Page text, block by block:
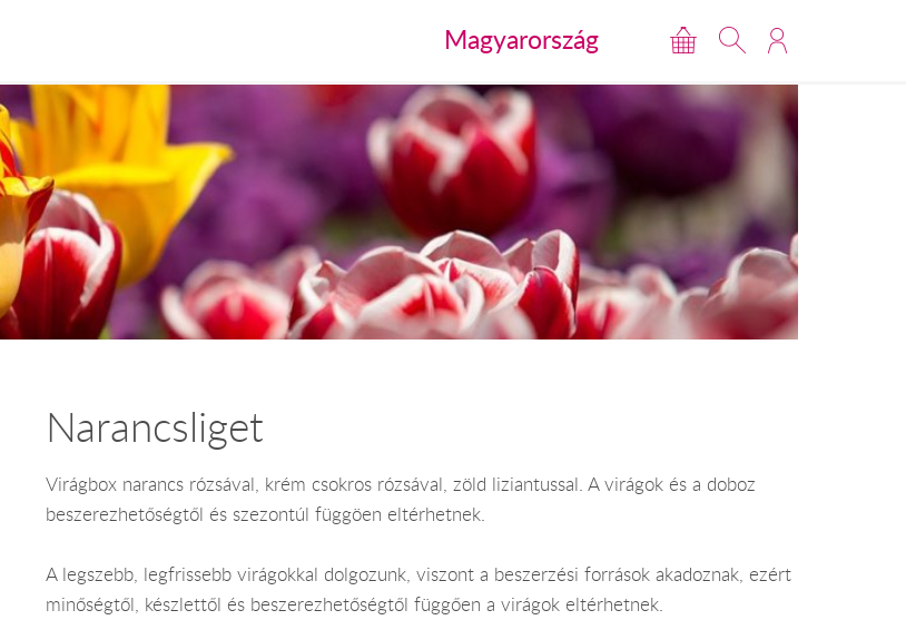
Magyarország
Narancsliget
Virágbox narancs rózsával, krém csokros rózsával, zöld liziantussal. A virágok és a doboz
beszerezhetőségtől és szezontúl függöen eltérhetnek.
A legszebb, legfrissebb virágokkal dolgozunk, viszont a beszerzési források akadoznak, ezért
minőségtől, készlettől és beszerezhetőségtől függően a virágok eltérhetnek.